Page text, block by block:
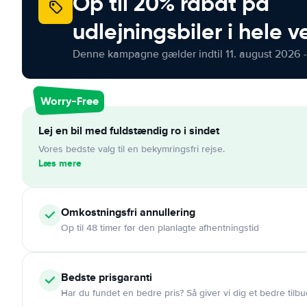
udlejningsbiler i hele
Denne kampagne gælder indtil 11. august 2026
Worry-Free
Lej en bil med fuldstændig ro i sindet
Vores bedste valg til en bekymringsfri rejse.
Læs mere
Omkostningsfri annullering
Op til 48 timer før den planlagte afhentningstid
Bedste prisgaranti
Har du fundet en bedre pris? Så giver vi dig et bedre